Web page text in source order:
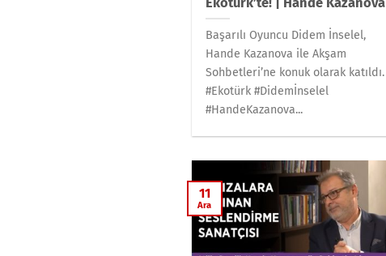
Başarılı Oyuncu Didem İnselel,
Hande Kazanova ile Akşam
Sohbetleri’ne konuk olarak katıldı.
#Ekotürk #Didemİnselel
#HandeKazanova...
11
Ara